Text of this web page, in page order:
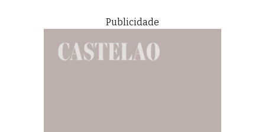
Publicidade